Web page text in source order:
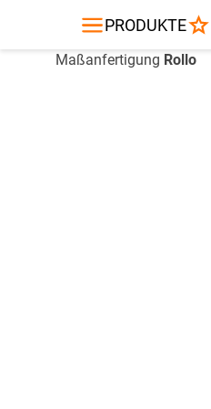
PRODUKTE
Maßanfertigung Rollo